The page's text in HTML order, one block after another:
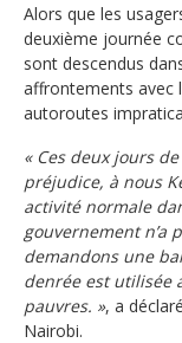
Alors que les
deuxième journée
sont descendus
affrontements avec
autoroutes
« Ces deux jours
préjudice, à nous
activité normale
gouvernement n’a
demandons une
denrée est utilisée
pauvres. », a
Nairobi.